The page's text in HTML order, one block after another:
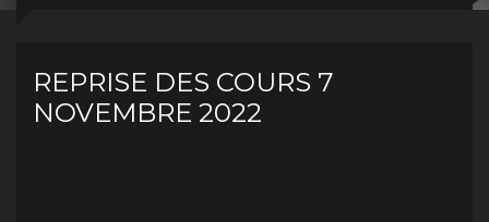
REPRISE DES COURS 7
NOVEMBRE 2022